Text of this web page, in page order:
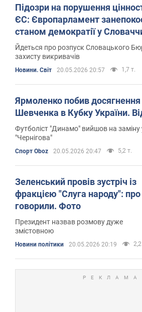
Підозри на порушення
ЄС: Європарламент
станом демократії у
Йдеться про розпуск Словацького
захисту викривачів
Новини. Світ 20.05.2026 20:57 1,7 т.
Ярмоленко побив досягнення
Шевченка в Кубку України.
Футболіст "Динамо" вийшов на заміну
"Чернігова"
Спорт Oboz 20.05.2026 20:47 5,2 т.
Зеленський провів зустріч із
фракцією "Слуга народу":
говорили. Фото
Президент назвав розмову дуже
змістовною
Новини політики 20.05.2026 20:19